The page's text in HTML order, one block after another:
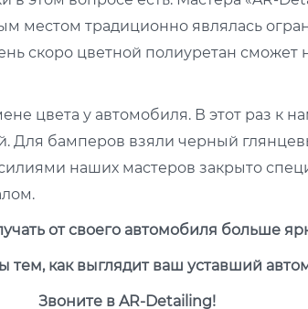
местом традиционно являлась
скоро цветной полиуретан сможет
цвета у автомобиля. В этот раз к
Для бамперов взяли черный
наших мастеров закрыто
от своего автомобиля больше
тем, как выглядит ваш уставший
Звоните в AR-Detailing!